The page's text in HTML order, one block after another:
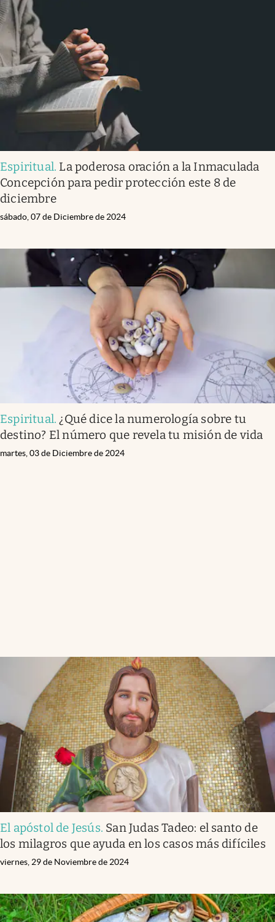
Espiritual. La poderosa oración a la Inmaculada
Concepción para pedir protección este 8 de
diciembre
sábado, 07 de Diciembre de 2024
Espiritual. ¿Qué dice la numerología sobre tu
destino? El número que revela tu misión de vida
martes, 03 de Diciembre de 2024
El apóstol de Jesús. San Judas Tadeo: el santo de
los milagros que ayuda en los casos más difíciles
viernes, 29 de Noviembre de 2024